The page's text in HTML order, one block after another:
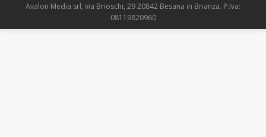
Avalon Media srl, via Brioschi, 29 20842 Besana in Brianza. P.Iva:
08119820960